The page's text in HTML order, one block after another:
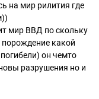
на мир рилития где
мир ВВД по скольку
какой
он чемто
разрушения но и